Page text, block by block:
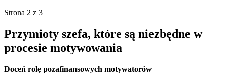
Strona 2 z 3
Przymioty szefa, które są niezbędne w
procesie motywowania
Doceń rolę pozafinansowych motywatorów